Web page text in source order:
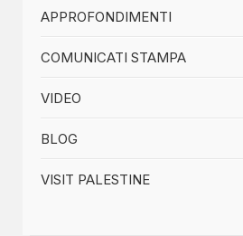
APPROFONDIMENTI
COMUNICATI STAMPA
VIDEO
BLOG
VISIT PALESTINE